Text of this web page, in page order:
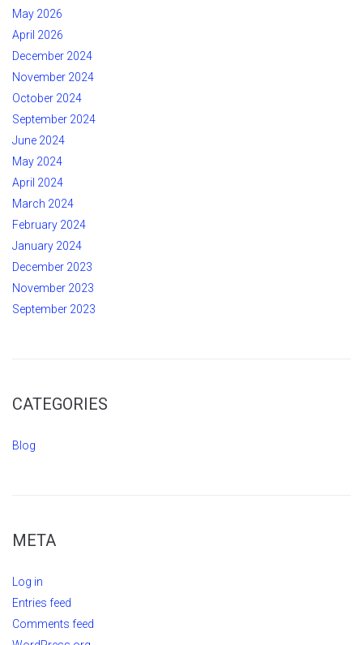
May 2026
April 2026
December 2024
November 2024
October 2024
September 2024
June 2024
May 2024
April 2024
March 2024
February 2024
January 2024
December 2023
November 2023
September 2023
CATEGORIES
Blog
META
Log in
Entries feed
Comments feed